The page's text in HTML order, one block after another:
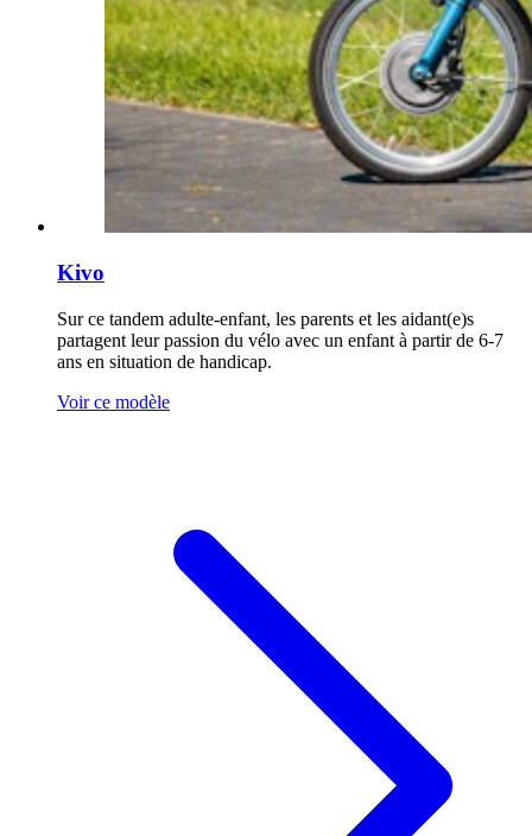
Kivo
Sur ce tandem adulte-enfant, les parents et les aidant(e)s
partagent leur passion du vélo avec un enfant à partir de 6-7
ans en situation de handicap.
Voir ce modèle